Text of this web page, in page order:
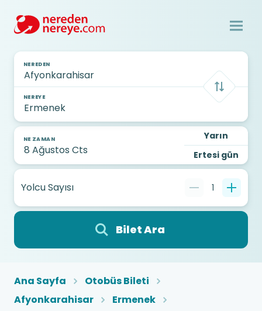
NEREDEN
NEREYE
NE ZAMAN
Yarın
Ertesi gün
Yolcu Sayısı 1
Bilet Ara
Ana Sayfa
Otobüs Bileti
Afyonkarahisar
Ermenek